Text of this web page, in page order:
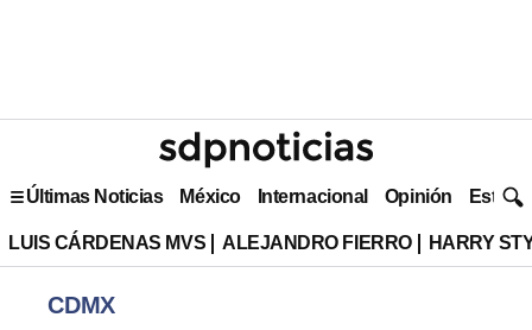
Últimas Noticias México Internacional Opinión Estilo
LUIS CÁRDENAS MVS ALEJANDRO FIERRO HARRY
CDMX